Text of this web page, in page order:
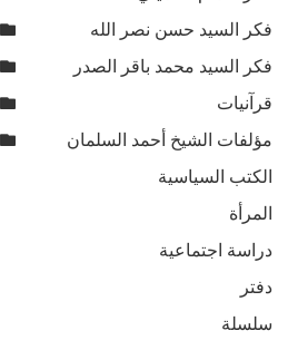
فكر السيد حسن نصر الله
فكر السيد محمد باقر الصدر
قرآنيات
مؤلفات الشيخ أحمد السلمان
الكتب السياسية
المرأة
دراسة اجتماعية
دفتر
سلسلة